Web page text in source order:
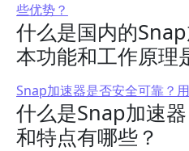
些优势？
什么是国内的
本功能和工作原理
Snap加速器是否安全可靠？
什么是Snap加速
和特点有哪些？